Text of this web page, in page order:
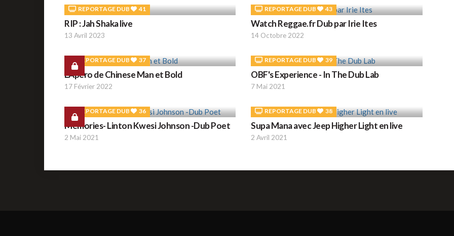
REPORTAGE DUB 41
RIP : Jah Shaka live
13 Avril 2023
REPORTAGE DUB 43
Watch Reggae.fr Dub par Irie Ites
14 Octobre 2022
REPORTAGE DUB 37
L'Apéro de Chinese Man et Bold
17 Février 2022
REPORTAGE DUB 39
OBF's Experience - In The Dub Lab
7 Mai 2021
REPORTAGE DUB 36
Memories- Linton Kwesi Johnson -Dub Poet
2 Mai 2021
REPORTAGE DUB 38
Supa Mana avec Jeep Higher Light en live
2 Avril 2021